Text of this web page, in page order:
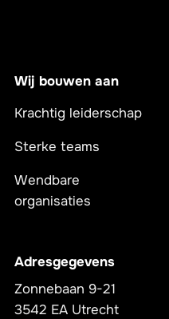
Wij bouwen aan
Krachtig leiderschap
Sterke teams
Wendbare
organisaties
Adresgegevens
Zonnebaan 9-21
3542 EA Utrecht